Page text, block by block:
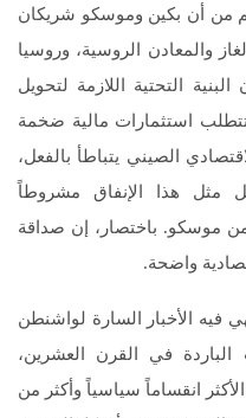
من أن بكين وموسكو شريكان
والمعادن الروسية، وروسيا
التحتية اللازمة لتحويل
تتطلب استثمارات مالية ضخمة
الصيني يتباطأ بالفعل،
مثل هذا الإنفاق مشروطاً
موسكو. باختصار، إن صداقة
واضحة.
فيه الأخبار السارة لواشنطن
في القرن العشرين،
انقساماً سياسياً وأكثر من